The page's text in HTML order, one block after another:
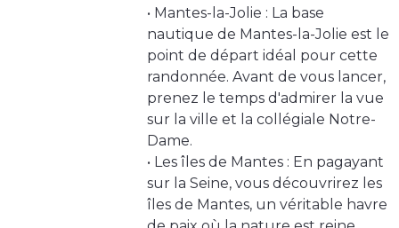
• Mantes-la-Jolie : La base
nautique de Mantes-la-Jolie est le
point de départ idéal pour cette
randonnée. Avant de vous lancer,
prenez le temps d'admirer la vue
sur la ville et la collégiale Notre-
Dame.
• Les îles de Mantes : En pagayant
sur la Seine, vous découvrirez les
îles de Mantes, un véritable havre